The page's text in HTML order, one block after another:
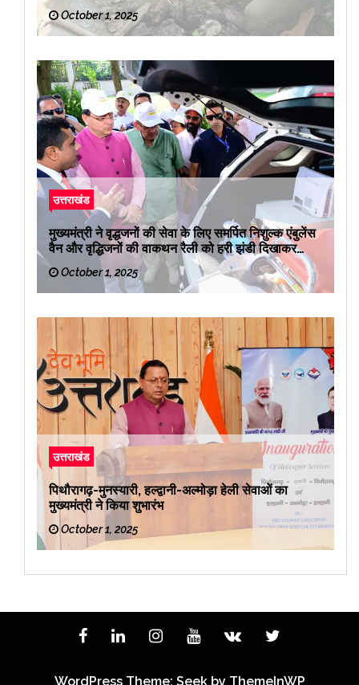
October 1, 2025
उत्तराखंड
मुख्यमंत्री ने वृद्धजनों की सेवा के लिए समर्पित निशुल्क एंबुलेंस
वैन और वृद्धिजनों की वाकथन रैली को हरी झंडी दिखाकर
रवाना किया
October 1, 2025
उत्तराखंड
पिथौरागढ़-मुनस्यारी, हल्द्वानी-अल्मोड़ा हेली सेवाओं का
मुख्यमंत्री ने किया शुभारंभ
October 1, 2025
WordPress Theme: Seek by ThemeInWP